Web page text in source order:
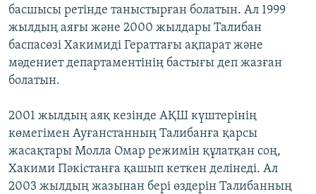
басшысы ретінде таныстырған болатын. Ал 1999
жылдың аяғы және 2000 жылдары Талибан
баспасөзі Хакимиді Гераттағы ақпарат және
мәдениет департаментінің бастығы деп жазған
болатын.
2001 жылдың аяқ кезінде АҚШ күштерінің
көмегімен Ауғанстанның Талибанға қарсы
жасақтары Молла Омар режимін құлатқан соң,
Хакими Пәкістанға қашып кеткен делінеді. Ал
2003 жылдың жазынан бері өздерін Талибанның